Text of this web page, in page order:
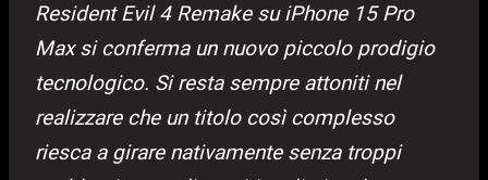
Resident Evil 4 Remake su iPhone 15 Pro
Max si conferma un nuovo piccolo prodigio
tecnologico. Si resta sempre attoniti nel
realizzare che un titolo così complesso
riesca a girare nativamente senza troppi